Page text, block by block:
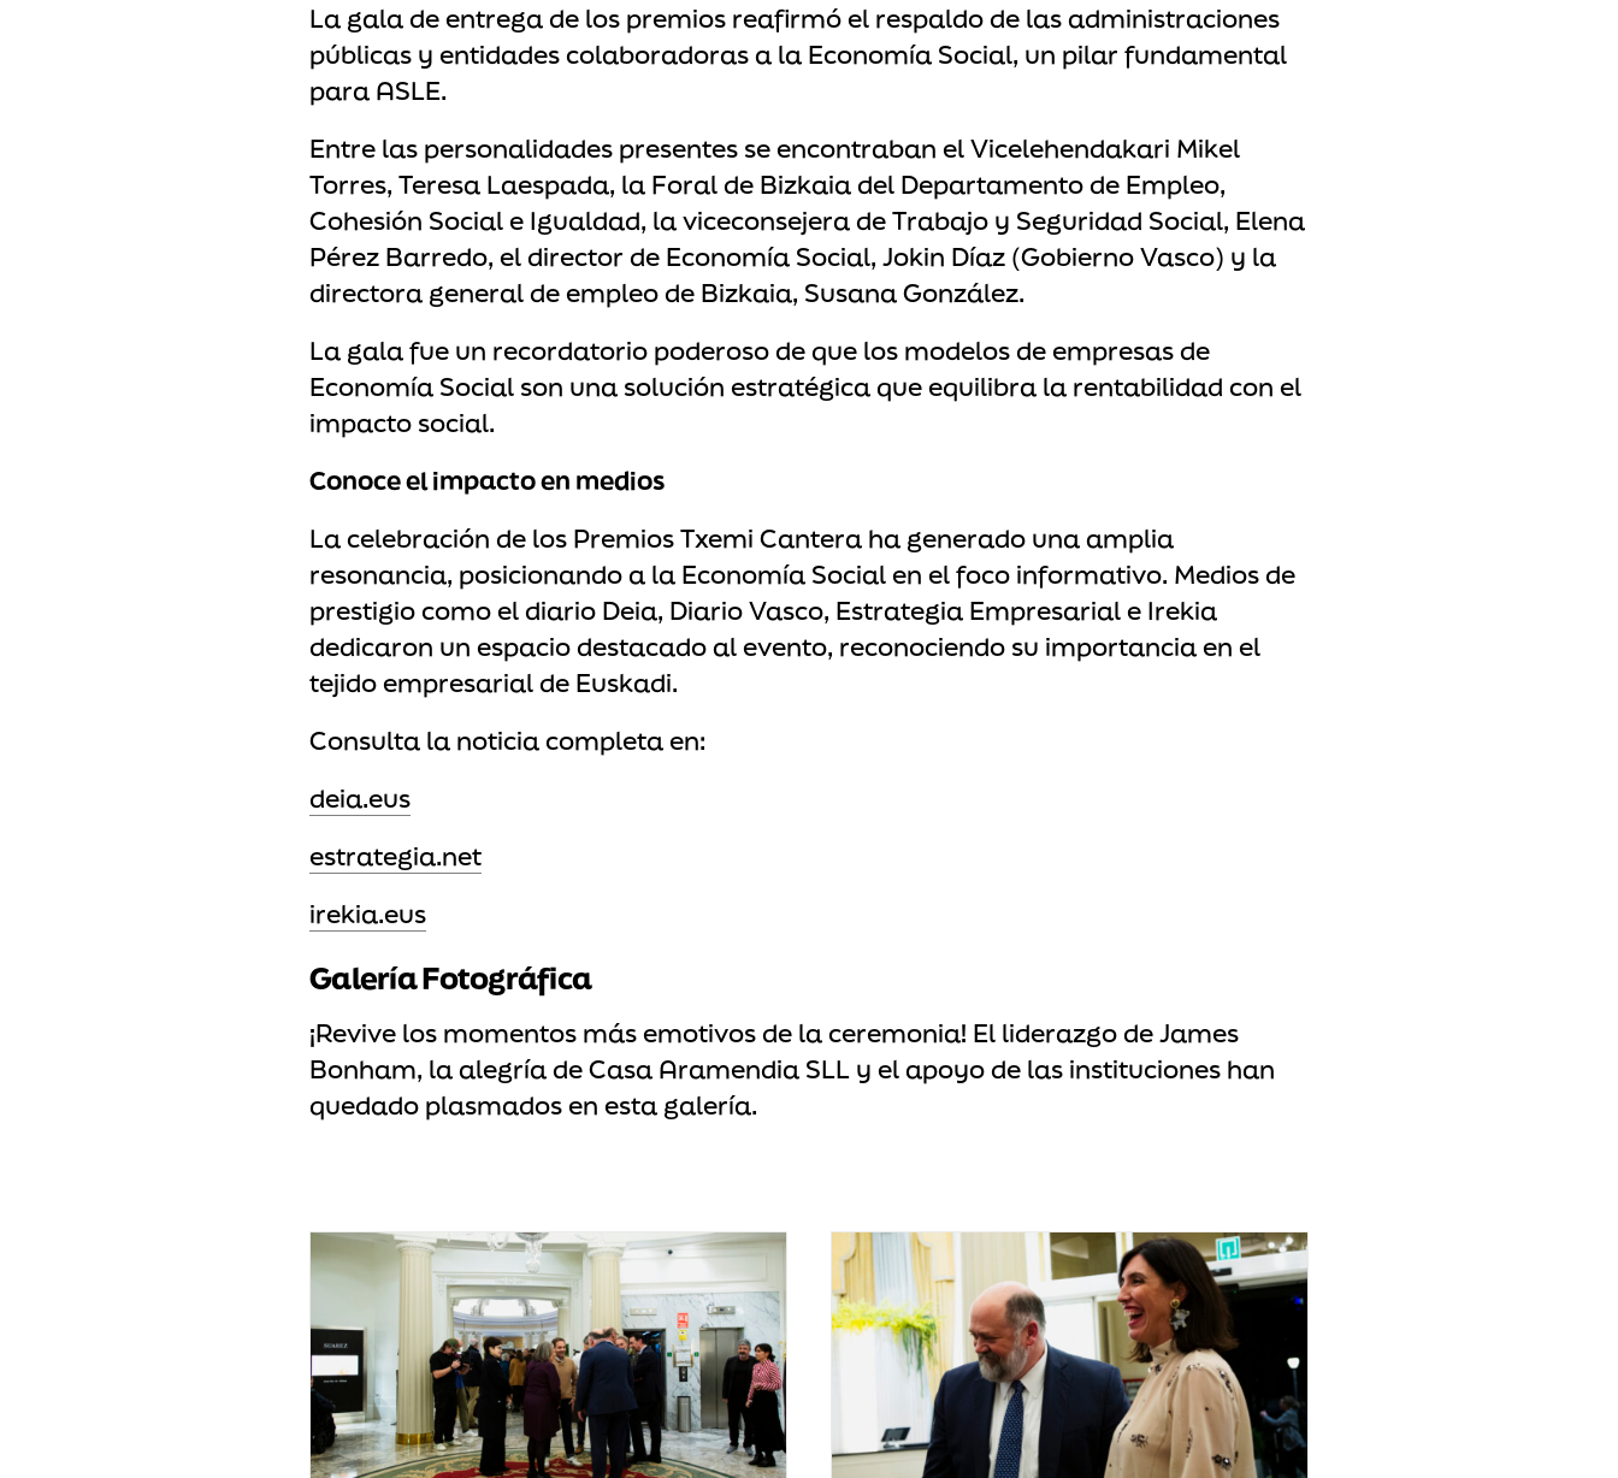
La gala de entrega de los premios reafirmó el respaldo de las administraciones
públicas y entidades colaboradoras a la Economía Social, un pilar fundamental
para ASLE.
Entre las personalidades presentes se encontraban el Vicelehendakari Mikel
Torres, Teresa Laespada, la Foral de Bizkaia del Departamento de Empleo,
Cohesión Social e Igualdad, la viceconsejera de Trabajo y Seguridad Social, Elena
Pérez Barredo, el director de Economía Social, Jokin Díaz (Gobierno Vasco) y la
directora general de empleo de Bizkaia, Susana González.
La gala fue un recordatorio poderoso de que los modelos de empresas de
Economía Social son una solución estratégica que equilibra la rentabilidad con el
impacto social.
Conoce el impacto en medios
La celebración de los Premios Txemi Cantera ha generado una amplia
resonancia, posicionando a la Economía Social en el foco informativo. Medios de
prestigio como el diario Deia, Diario Vasco, Estrategia Empresarial e Irekia
dedicaron un espacio destacado al evento, reconociendo su importancia en el
tejido empresarial de Euskadi.
Consulta la noticia completa en:
deia.eus
estrategia.net
irekia.eus
Galería Fotográfica
¡Revive los momentos más emotivos de la ceremonia! El liderazgo de James
Bonham, la alegría de Casa Aramendia SLL y el apoyo de las instituciones han
quedado plasmados en esta galería.